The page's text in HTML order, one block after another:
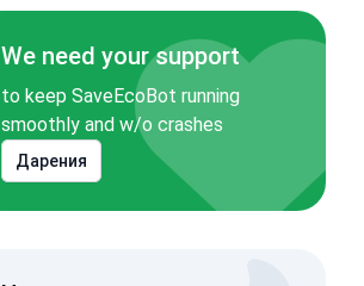
We need your support
to keep SaveEcoBot running
smoothly and w/o crashes
Дарения